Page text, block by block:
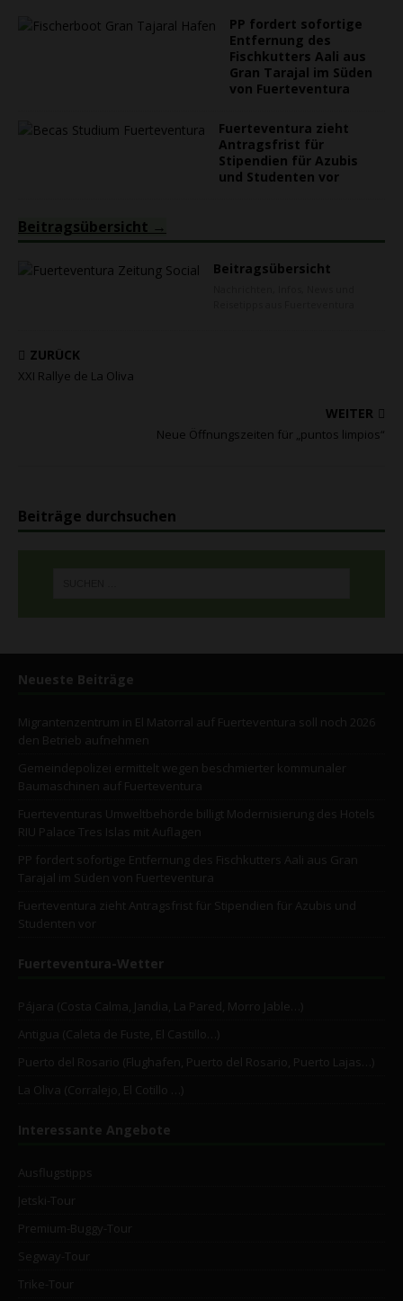
PP fordert sofortige
Entfernung des
Fischkutters Aali aus
Gran Tarajal im Süden
von Fuerteventura
Fuerteventura zieht
Antragsfrist für
Stipendien für Azubis
und Studenten vor
Beitragsübersicht
Beitragsübersicht
ZURÜCK
XXI Rallye de La Oliva
WEITER
Neue Öffnungszeiten für „puntos limpios“
Beiträge durchsuchen
Neueste Beiträge
Migrantenzentrum in El Matorral auf Fuerteventura soll noch 2026
den Betrieb aufnehmen
Gemeindepolizei ermittelt wegen beschmierter kommunaler
Baumaschinen auf Fuerteventura
Fuerteventuras Umweltbehörde billigt Modernisierung des Hotels
RIU Palace Tres Islas mit Auflagen
PP fordert sofortige Entfernung des Fischkutters Aali aus Gran
Tarajal im Süden von Fuerteventura
Fuerteventura zieht Antragsfrist für Stipendien für Azubis und
Studenten vor
Fuerteventura-Wetter
Pájara (Costa Calma, Jandia, La Pared, Morro Jable…)
Antigua (Caleta de Fuste, El Castillo…)
Puerto del Rosario (Flughafen, Puerto del Rosario, Puerto Lajas…)
La Oliva (Corralejo, El Cotillo …)
Interessante Angebote
Ausflugstipps
Jetski-Tour
Premium-Buggy-Tour
Segway-Tour
Trike-Tour